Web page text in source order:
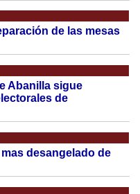
de las mesas
Abanilla sigue
de
desangelado de